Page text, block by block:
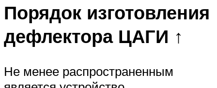
Порядок изготовления
дефлектора ЦАГИ ↑
Не менее распространенным